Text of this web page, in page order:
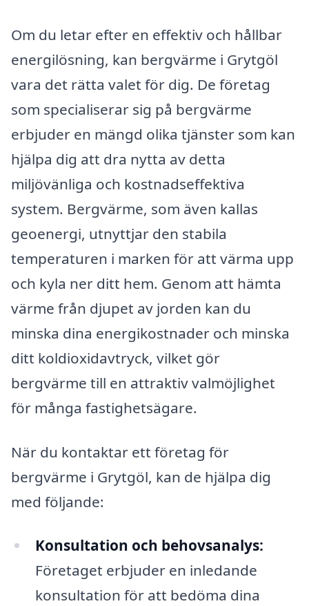
Om du letar efter en effektiv och hållbar
energilösning, kan bergvärme i Grytgöl
vara det rätta valet för dig. De företag
som specialiserar sig på bergvärme
erbjuder en mängd olika tjänster som kan
hjälpa dig att dra nytta av detta
miljövänliga och kostnadseffektiva
system. Bergvärme, som även kallas
geoenergi, utnyttjar den stabila
temperaturen i marken för att värma upp
och kyla ner ditt hem. Genom att hämta
värme från djupet av jorden kan du
minska dina energikostnader och minska
ditt koldioxidavtryck, vilket gör
bergvärme till en attraktiv valmöjlighet
för många fastighetsägare.
När du kontaktar ett företag för
bergvärme i Grytgöl, kan de hjälpa dig
med följande:
Konsultation och behovsanalys:
Företaget erbjuder en inledande
konsultation för att bedöma dina